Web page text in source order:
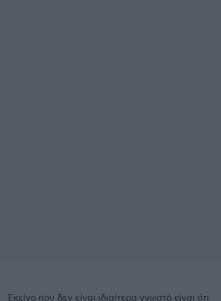
Εκείνο που δεν είναι ιδιαίτερα γνωστό είναι ότι